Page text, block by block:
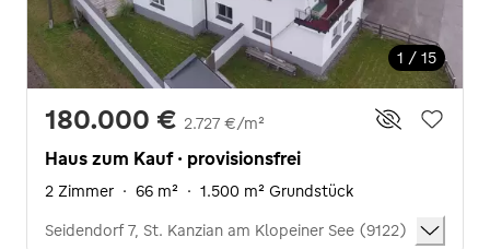
1 / 15
180.000 € 2.727 €/m²
Haus zum Kauf · provisionsfrei
2 Zimmer · 66 m² · 1.500 m² Grundstück
Seidendorf 7, St. Kanzian am Klopeiner See (9122)